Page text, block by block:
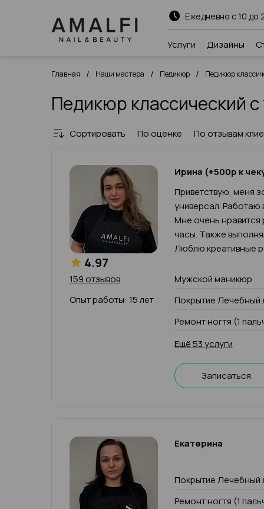
Ежедневно с 10 до
Услуги Дизайны
Главная / Наши мастера / Педикюр / Педикюр
Педикюр классический
Сортировать По оценке По отзывам
4.97
159 отзывов
Опыт работы: 15 лет
Ирина (+500р к
Приветствую, меня
универсал. Работаю
Мне очень нравится
часы. Также
Люблю креативные
Мужской маникюр
Покрытие Лечебный
Ремонт ногтя (1
Ещё 53 услуги
Записаться
Екатерина
Покрытие Лечебный
Ремонт ногтя (1